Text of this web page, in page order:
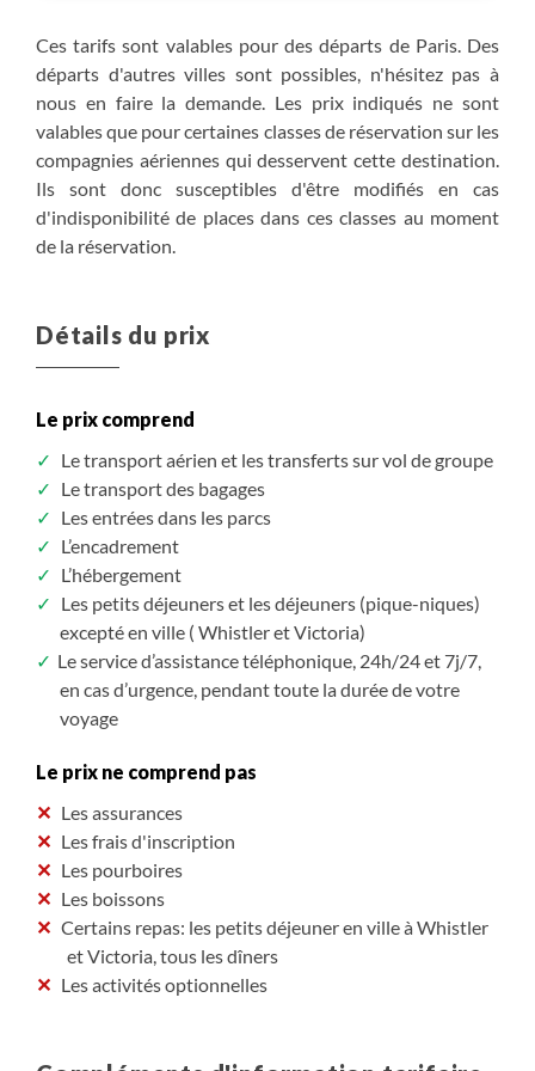
Transport en véhicule : 100 km, 1h30
Traversée : 1h35 dans les îles du détroit de Georgia
J3 - Victoria - parc régional East Sooke : observation de
la faune marine et randonnée côtière
Départ en matinée pour une excursion en bateau
pneumatique pour observer la faune marine : Avec un
peu de chance, nous aurons l'opportunité d'observer
marins.L'après-midi, exploration à pied du bord de mer
et découverte d'une partie superbe de l’île, le long du
bénéficiez d’un peu de temps libre en fin de journée
pour visiter les nombreuses boutiques, musées,
galeries et promenades.
Randonnée : costal Trail : entre 3h et 3h30 de marche,
6km, dénivelé 120m.
J4 - Victoria - Whistler
Transfert matinal en ferry à Vancouver puis route vers
Whistler. Arrêt en chemin à Squamish pour une
randonnée jusqu’aux chutes Shannon puis sur le mont
Chief où nous observons la rencontre de l’océan
Pacifique avec les montagnes côtières. Poursuite de la
route jusqu’à Whistler et visite en fin de journée.
Traversée : 1h35 dans les îles du détroit de Georgia
Transport en véhicule : 250 km, 3h30
Randonnée : sentier Chief, entre 3h et 3h30 de marche,
4-7 km, dénivelé 530m.
J5 - Whistler et les parcs provinciaux
Le village de Whistler est proche du parc provincial de
Ces tarifs sont valables pour des départs de Paris. Des
départs d'autres villes sont possibles, n'hésitez pas à
nous en faire la demande. Les prix indiqués ne sont
valables que pour certaines classes de réservation sur les
compagnies aériennes qui desservent cette destination.
Ils sont donc susceptibles d'être modifiés en cas
d'indisponibilité de places dans ces classes au moment
de la réservation.
Détails du prix
Le prix comprend
Le transport aérien et les transferts sur vol de groupe
Le transport des bagages
Les entrées dans les parcs
L’encadrement
L’hébergement
Les petits déjeuners et les déjeuners (pique-niques)
excepté en ville ( Whistler et Victoria)
Le service d’assistance téléphonique, 24h/24 et 7j/7,
en cas d’urgence, pendant toute la durée de votre
voyage
Le prix ne comprend pas
Les assurances
Les frais d'inscription
Les pourboires
Les boissons
Certains repas: les petits déjeuner en ville à Whistler
et Victoria, tous les dîners
Les activités optionnelles